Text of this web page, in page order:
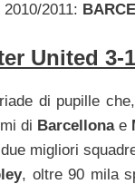
2011:
United 3-1
di pupille
di Barcellona e
migliori
, oltre 90 mila